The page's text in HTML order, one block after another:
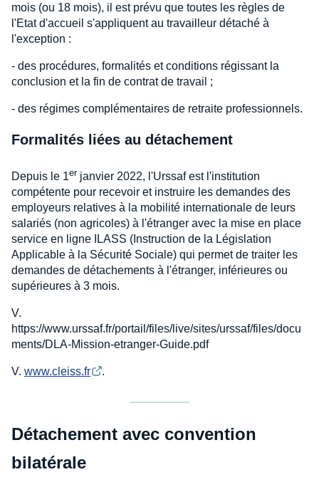
mois (ou 18 mois), il est prévu que toutes les règles de
l'Etat d'accueil s'appliquent au travailleur détaché à
l'exception :
- des procédures, formalités et conditions régissant la
conclusion et la fin de contrat de travail ;
- des régimes complémentaires de retraite professionnels.
Formalités liées au détachement
Depuis le 1er janvier 2022, l'Urssaf est l'institution
compétente pour recevoir et instruire les demandes des
employeurs relatives à la mobilité internationale de leurs
salariés (non agricoles) à l'étranger avec la mise en place
service en ligne ILASS (Instruction de la Législation
Applicable à la Sécurité Sociale) qui permet de traiter les
demandes de détachements à l'étranger, inférieures ou
supérieures à 3 mois.
V.
https://www.urssaf.fr/portail/files/live/sites/urssaf/files/docu
ments/DLA-Mission-etranger-Guide.pdf
V. www.cleiss.fr .
Détachement avec convention
bilatérale